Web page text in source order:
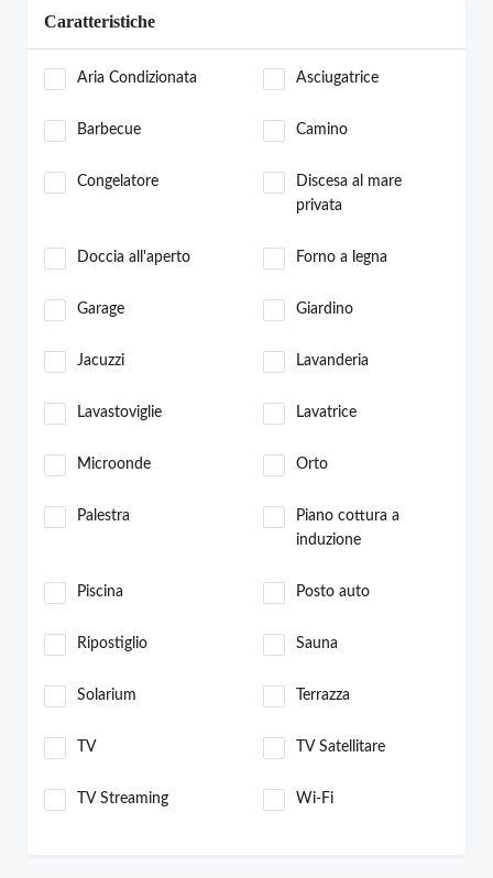
Caratteristiche
Aria Condizionata Asciugatrice
Barbecue Camino
Congelatore
Discesa al mare
privata
Doccia all'aperto Forno a legna
Garage Giardino
Jacuzzi Lavanderia
Lavastoviglie Lavatrice
Microonde Orto
Palestra
Piano cottura a
induzione
Piscina Posto auto
Ripostiglio Sauna
Solarium Terrazza
TV TV Satellitare
TV Streaming Wi-Fi